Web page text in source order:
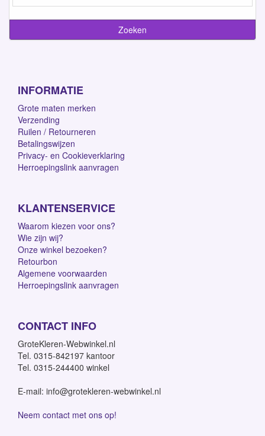
INFORMATIE
Grote maten merken
Verzending
Ruilen / Retourneren
Betalingswijzen
Privacy- en Cookieverklaring
Herroepingslink aanvragen
KLANTENSERVICE
Waarom kiezen voor ons?
Wie zijn wij?
Onze winkel bezoeken?
Retourbon
Algemene voorwaarden
Herroepingslink aanvragen
CONTACT INFO
GroteKleren-Webwinkel.nl
Tel. 0315-842197 kantoor
Tel. 0315-244400 winkel
E-mail: info@grotekleren-webwinkel.nl
Neem contact met ons op!